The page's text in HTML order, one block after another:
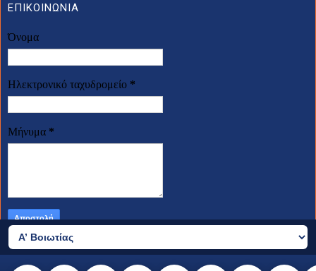
ΕΠΙΚΟΙΝΩΝΙΑ
Όνομα
Ηλεκτρονικό ταχυδρομείο *
Μήνυμα *